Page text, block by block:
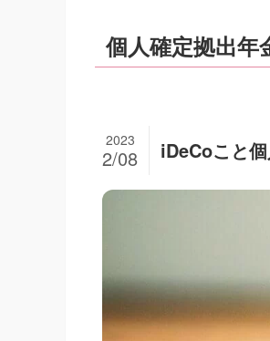
個人確定拠出年
iDeCoこと
2023
2/08